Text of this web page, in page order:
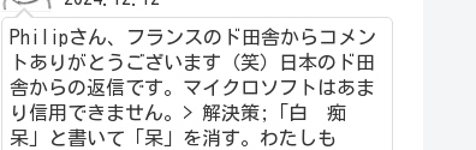
Philipさん、フランスのド田舎からコメン
トありがとうございます（笑）日本のド田
舎からの返信です。マイクロソフトはあま
り信用できません。> 解決策;「白 痴
呆」と書いて「呆」を消す。わたしも